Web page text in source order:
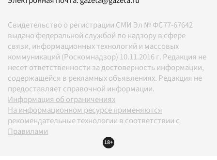
Свидетельство о регистрации СМИ Эл № ФС77-67642
выдано федеральной службой по надзору в сфере
связи, информационных технологий и массовых
коммуникаций (Роскомнадзор) 10.11.2016 г. Редакция не
несет ответственности за достоверность информации,
содержащейся в рекламных объявлениях. Редакция не
предоставляет справочной информации.
Информация об ограничениях
На информационном ресурсе применяются
рекомендательные технологии в соответствии с
Правилами
18+